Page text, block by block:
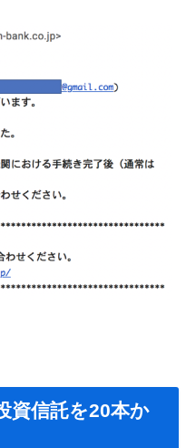
資信託を20本か